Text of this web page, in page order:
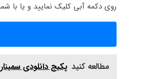
روی دکمه آبی کلیک نمایید و یا با
مطالعه کنید پکیج دانلودی